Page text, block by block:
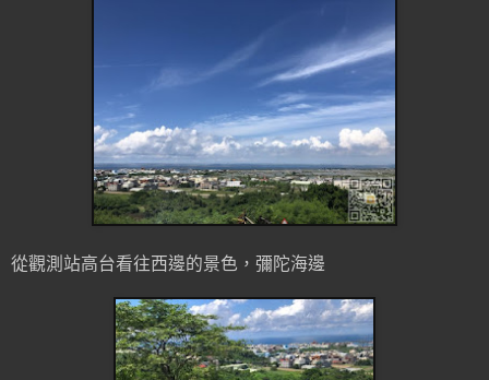
從觀測站高台看往西邊的景色，彌陀海邊